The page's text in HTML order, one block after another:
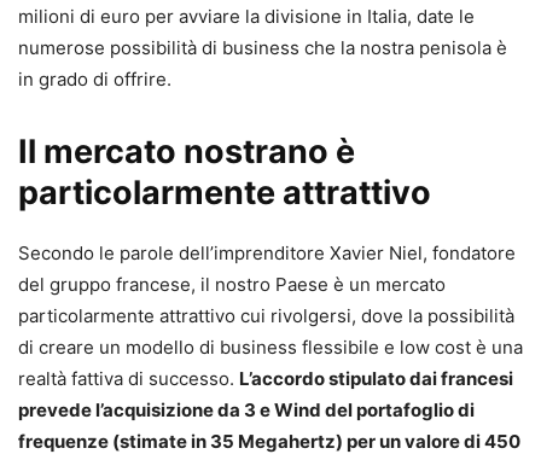
milioni di euro per avviare la divisione in Italia, date le
numerose possibilità di business che la nostra penisola è
in grado di offrire.
Il mercato nostrano è
particolarmente attrattivo
Secondo le parole dell’imprenditore Xavier Niel, fondatore
del gruppo francese, il nostro Paese è un mercato
particolarmente attrattivo cui rivolgersi, dove la possibilità
di creare un modello di business flessibile e low cost è una
realtà fattiva di successo. L’accordo stipulato dai francesi
prevede l’acquisizione da 3 e Wind del portafoglio di
frequenze (stimate in 35 Megahertz) per un valore di 450